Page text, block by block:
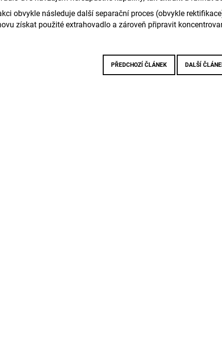
obvykle následuje další separační proces (obvykle
získat použité extrahovadlo a zároveň připravit
PŘEDCHOZÍ ČLÁNEK DALŠÍ